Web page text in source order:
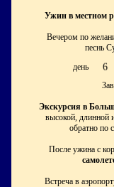
Ужин в местном
Вечером по
песнь
день
6
Экскурсия в
высокой, длинной
обратно по
После ужина с
Встреча в